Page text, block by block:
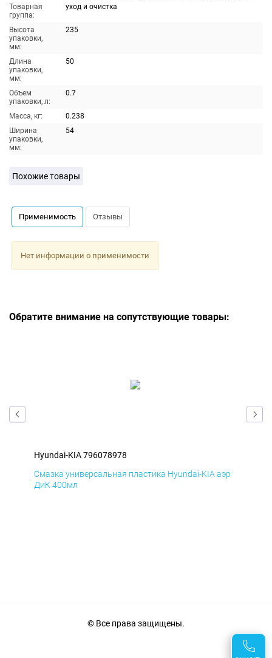
Товарная
группа:
уход и очистка
Высота
упаковки,
мм:
235
Длина
упаковки,
мм:
50
Объем
упаковки, л:
0.7
Масса, кг:
0.238
Ширина
упаковки,
мм:
54
Похожие товары
Применимость Отзывы
Нет информации о применимости
Обратите внимание на сопутствующие товары:
Hyundai-KIA 796078978
Смазка универсальная пластика Hyundai-KIA аэр
ДиК 400мл
© Все права защищены.